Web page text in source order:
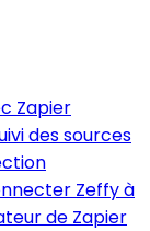
Zapier
des sources
Zeffy à
de Zapier